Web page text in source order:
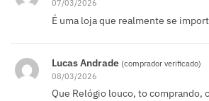
07/03/2026
É uma loja que realmente se
Lucas Andrade (comprador verificado)
08/03/2026
Que Relógio louco, to comprando,